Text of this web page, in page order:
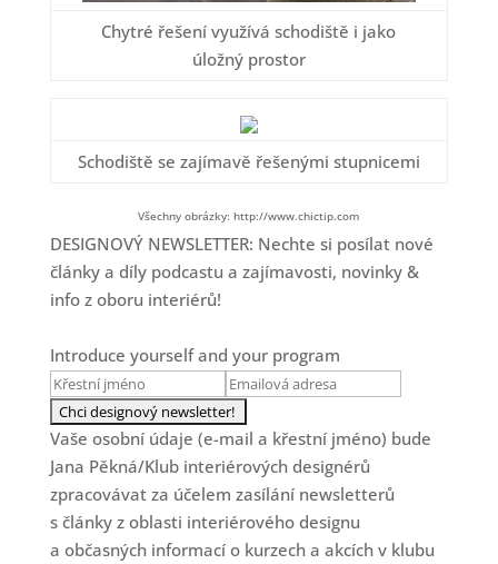
Chytré řešení využívá schodiště i jako
úložný prostor
Schodiště se zajímavě řešenými stupnicemi
Všechny obrázky: http://www.chictip.com
DESIGNOVÝ NEWSLETTER: Nechte si posílat nové
články a díly podcastu a zajímavosti, novinky &
info z oboru interiérů!
Introduce yourself and your program
Vaše osobní údaje (e-mail a křestní jméno) bude
Jana Pěkná/Klub interiérových designérů
zpracovávat za účelem zasílání newsletterů
s články z oblasti interiérového designu
a občasných informací o kurzech a akcích v klubu